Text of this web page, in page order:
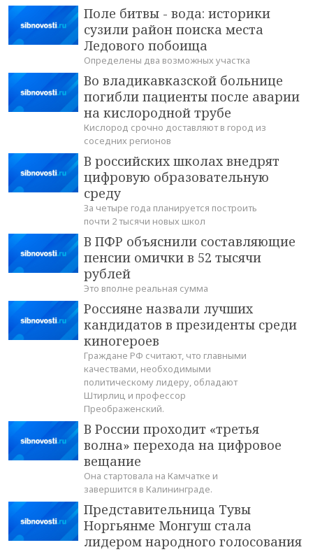
Поле битвы - вода: историки
сузили район поиска места
Ледового побоища
Определены два возможных участка
Во владикавказской больнице
погибли пациенты после аварии
на кислородной трубе
Кислород срочно доставляют в город из
соседних регионов
В российских школах внедрят
цифровую образовательную
среду
За четыре года планируется построить
почти 2 тысячи новых школ
В ПФР объяснили составляющие
пенсии омички в 52 тысячи
рублей
Это вполне реальная сумма
Россияне назвали лучших
кандидатов в президенты среди
киногероев
Граждане РФ считают, что главными
качествами, необходимыми
политическому лидеру, обладают
Штирлиц и профессор
Преображенский.
В России проходит «третья
волна» перехода на цифровое
вещание
Она стартовала на Камчатке и
завершится в Калининграде.
Представительница Тувы
Норгьянме Монгуш стала
лидером народного голосования